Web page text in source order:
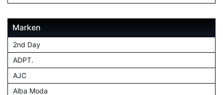
Marken
2nd Day
ADPT.
AJC
Alba Moda